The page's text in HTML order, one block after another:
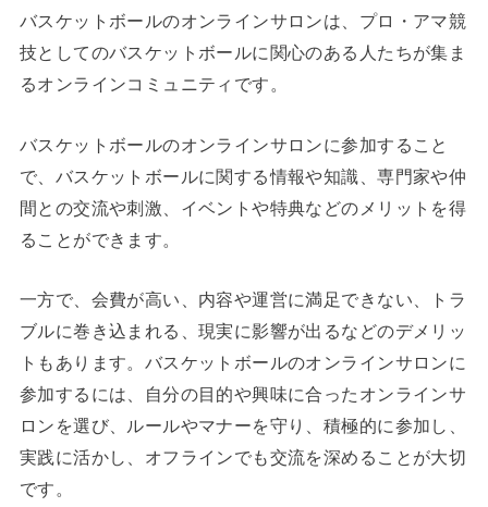
バスケットボールのオンラインサロンは、プロ・アマ競
技としてのバスケットボールに関心のある人たちが集ま
るオンラインコミュニティです。
バスケットボールのオンラインサロンに参加すること
で、バスケットボールに関する情報や知識、専門家や仲
間との交流や刺激、イベントや特典などのメリットを得
ることができます。
一方で、会費が高い、内容や運営に満足できない、トラ
ブルに巻き込まれる、現実に影響が出るなどのデメリッ
トもあります。バスケットボールのオンラインサロンに
参加するには、自分の目的や興味に合ったオンラインサ
ロンを選び、ルールやマナーを守り、積極的に参加し、
実践に活かし、オフラインでも交流を深めることが大切
です。